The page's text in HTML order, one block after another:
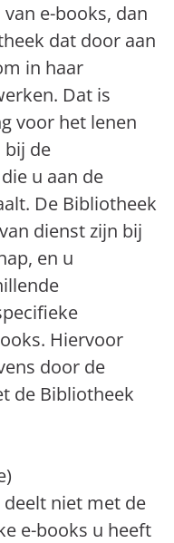
e-books, dan
dat door aan
in haar
Dat is
voor het lenen
bij de
u aan de
De Bibliotheek
dienst zijn bij
en u
Hiervoor
door de
de Bibliotheek
niet met de
e-books u heeft